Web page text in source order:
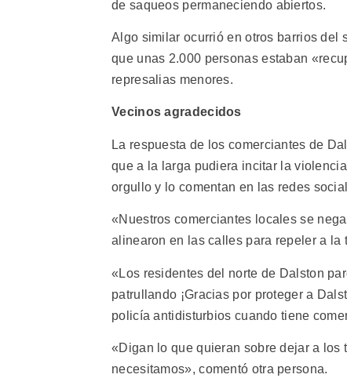
de saqueos permaneciendo abiertos.
Algo similar ocurrió en otros barrios del
que unas 2.000 personas estaban
represalias menores.
Vecinos agradecidos
La respuesta de los comerciantes de
que a la larga pudiera incitar la
orgullo y lo comentan en las redes
«Nuestros comerciantes locales se
alinearon en las calles para repeler a la
«Los residentes del norte de Dalston
patrullando ¡Gracias por proteger a
policía antidisturbios cuando tiene
«Digan lo que quieran sobre dejar a los
necesitamos», comentó otra persona.